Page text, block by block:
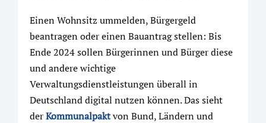
Einen Wohnsitz ummelden, Bürgergeld
beantragen oder einen Bauantrag stellen: Bis
Ende 2024 sollen Bürgerinnen und Bürger diese
und andere wichtige
Verwaltungsdienstleistungen überall in
Deutschland digital nutzen können. Das sieht
derKommunalpaktvon Bund, Ländern und